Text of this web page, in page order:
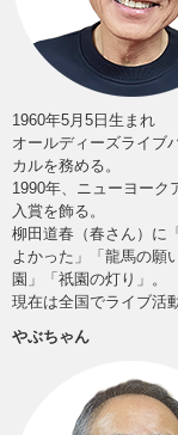
1960年5月5日生まれ
オールディーズライブ
カルを務める。
1990年、ニューヨーク
入賞を飾る。
柳田道春（春さん）に
よかった」「龍馬の願
園」「祇園の灯り」。
現在は全国でライブ活
やぶちゃん